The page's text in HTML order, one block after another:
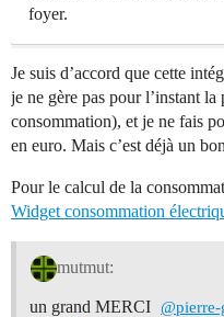
foyer.
Je suis d’accord que cette
je ne gère pas pour l’instant
consommation), et je ne fais
en euro. Mais c’est déjà un
Pour le calcul de la
Widget consommation
mutmut:
un grand MERCI